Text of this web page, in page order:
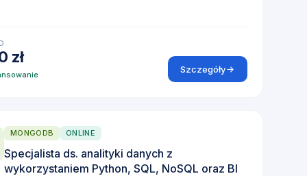
zł
Szczegóły
MONGODB ONLINE
Specjalista ds. analityki danych z
wykorzystaniem Python, SQL, NoSQL oraz BI